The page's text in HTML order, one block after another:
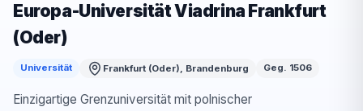
Europa-Universität Viadrina Frankfurt
(Oder)
Universität Frankfurt (Oder), Brandenburg Geg. 1506
Einzigartige Grenzuniversität mit polnischer